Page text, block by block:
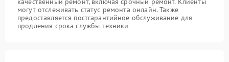
могут отслеживать статус ремонта онлайн. Также
предоставляется постгарантийное обслуживание для
продления срока службы техники